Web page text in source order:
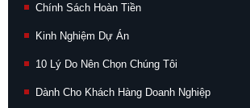
Chính Sách Hoàn Tiền
Kinh Nghiệm Dự Án
10 Lý Do Nên Chọn Chúng Tôi
Dành Cho Khách Hàng Doanh Nghiệp